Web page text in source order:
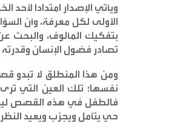
ويأتي الإصدار امتدادا لأحد
الأولى لكل معرفة، وأن
بتفكيك المألوف، والبحث
تصادر فضول الإنسان وقدرته
ومن هذا المنطلق لا تبدو
نفسها؛ تلك العين التي ترى
فالطفل في هذه القصص ليس
حي يتأمل ويجرّب ويعيد